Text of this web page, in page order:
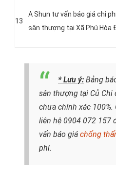
13
A Shun tư vấn báo giá chi
sân thượng tại Xã Phú Hòa
* Lưu ý: Bảng
sân thượng tại Củ Chi
chưa chính xác
liên hệ 0904 072 157
vấn báo giá chống
phí.